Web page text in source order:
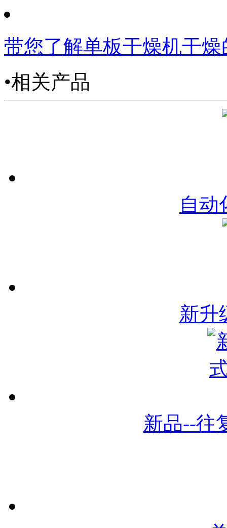
带您了解单板干燥机干
•相关产品
自动
新升
新品--往